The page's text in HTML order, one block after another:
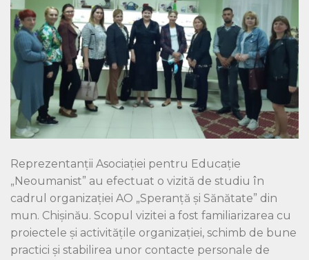
Reprezentanții Asociației pentru Educație
„Neoumanist” au efectuat o vizită de studiu în
cadrul organizației AO „Speranță și Sănătate” din
mun. Chișinău. Scopul vizitei a fost familiarizarea cu
proiectele și activitățile organizației, schimb de bune
practici și stabilirea unor contacte personale de